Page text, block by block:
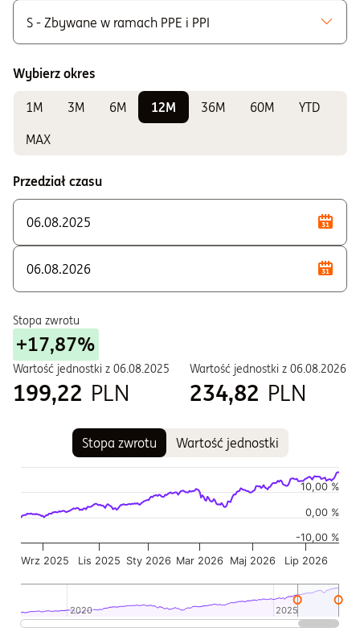
S - Zbywane w ramach PPE i PPI
K - Zbywane w ramach IKE i IKZE
Do sprawdzania wyników
E - Zbywane w ramach PPE i PPI
S - Zbywane w ramach PPE i PPI
Wybierz okres
1M 3M 6M 12M 36M 60M
YTD
MAX
Przedział czasu
Stopa zwrotu
+17,87%
Wartość jednostki z 06.08.2025
199,22 PLN
Wartość jednostki z 06.08.2026
234,82 PLN
Stopa zwrotu Wartość jednostki
Wykres kombinowany z 2 seriami danych.
Wykres pokazuje historię wartości jednostki funduszu
Wykres ma 2 osi X wyświetlające Czas, i Czas.
Wykres ma 2 osi Y wyświetlające Wartość jednostki w
Sty 2026
Wrz 2025 Lis 2025 Mar 2026 Maj 2026 Lip 2026
2020
2020 2025
2025
0,00 %
-10,00 %
10,00 %